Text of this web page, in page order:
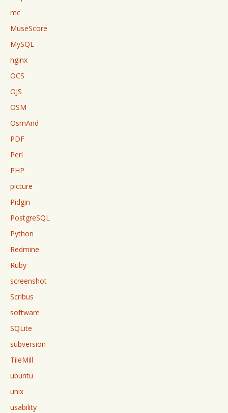
mc
MuseScore
MySQL
nginx
OCS
OJS
OSM
OsmAnd
PDF
Perl
PHP
picture
Pidgin
PostgreSQL
Python
Redmine
Ruby
screenshot
Scribus
software
SQLite
subversion
TileMill
ubuntu
unix
usability